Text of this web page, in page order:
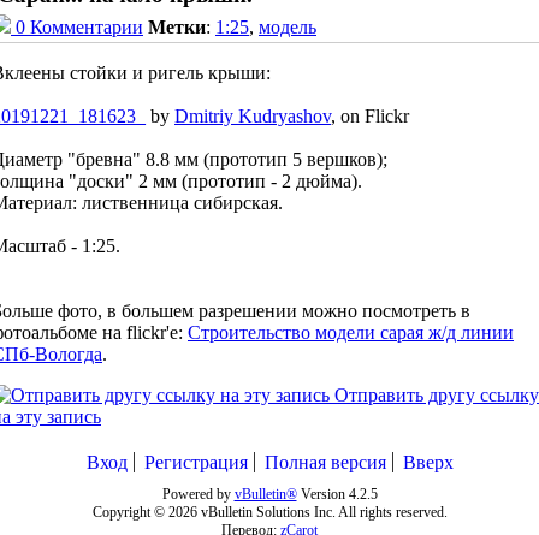
0 Комментарии Метки: 1:25, модель
стойки и ригель крыши:
by Dmitriy Kudryashov, on Flickr
"бревна" 8.8 мм (прототип 5 вершков);
"доски" 2 мм (прототип - 2 дюйма).
лиственница сибирская.
- 1:25.
фото, в большем разрешении можно посмотреть в
на flickr'е: Строительство модели сарая ж/д линии
Вологда.
Отправить другу ссылку
эту запись
Вход Регистрация Полная версия Вверх
Powered by vBulletin®Version 4.2.5
Copyright © 2026 vBulletin Solutions Inc. All rights reserved.
Перевод: zCarot